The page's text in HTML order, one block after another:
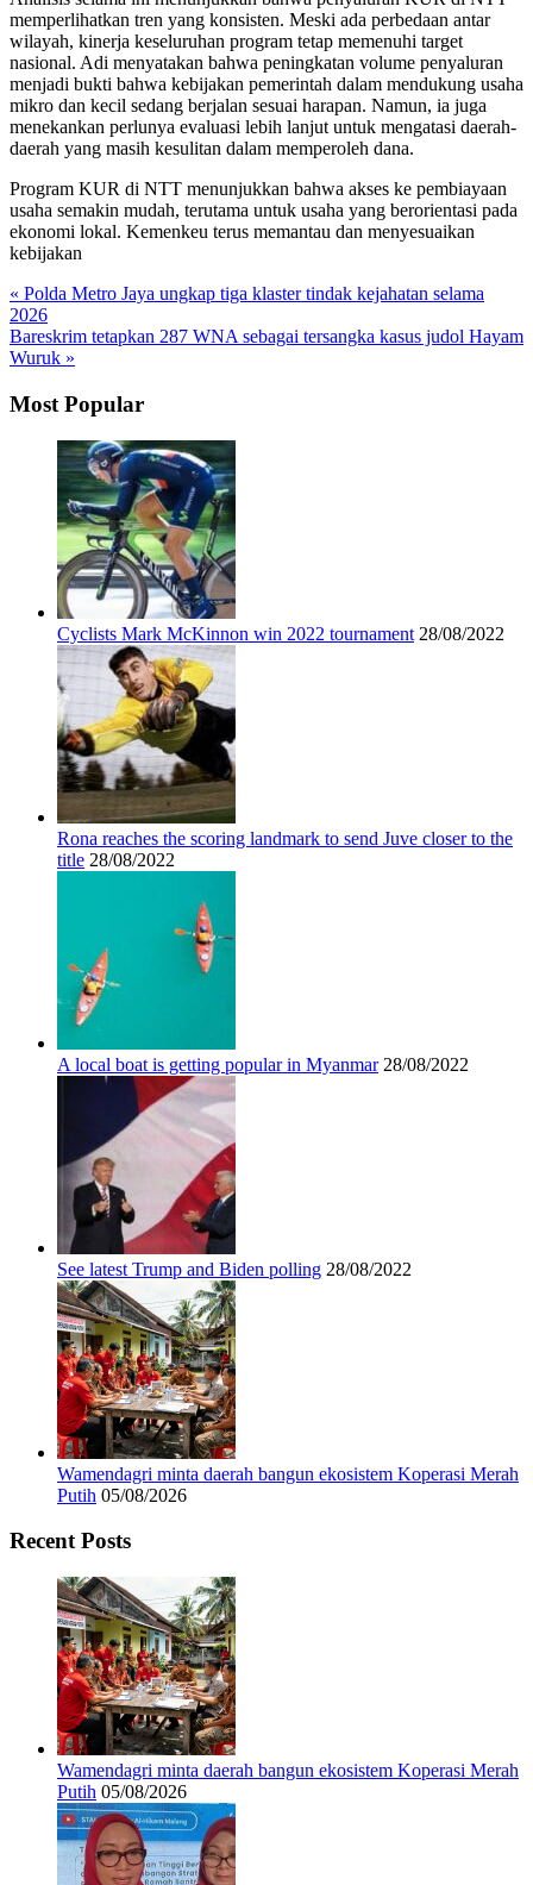
memperlihatkan tren yang konsisten. Meski ada perbedaan antar
wilayah, kinerja keseluruhan program tetap memenuhi target
nasional. Adi menyatakan bahwa peningkatan volume penyaluran
menjadi bukti bahwa kebijakan pemerintah dalam mendukung usaha
mikro dan kecil sedang berjalan sesuai harapan. Namun, ia juga
menekankan perlunya evaluasi lebih lanjut untuk mengatasi daerah-
daerah yang masih kesulitan dalam memperoleh dana.
Program KUR di NTT menunjukkan bahwa akses ke pembiayaan
usaha semakin mudah, terutama untuk usaha yang berorientasi pada
ekonomi lokal. Kemenkeu terus memantau dan menyesuaikan
kebijakan
« Polda Metro Jaya ungkap tiga klaster tindak kejahatan selama
2026
Bareskrim tetapkan 287 WNA sebagai tersangka kasus judol Hayam
Wuruk »
Most Popular
Cyclists Mark McKinnon win 2022 tournament 28/08/2022
Rona reaches the scoring landmark to send Juve closer to the
title 28/08/2022
A local boat is getting popular in Myanmar 28/08/2022
See latest Trump and Biden polling 28/08/2022
Wamendagri minta daerah bangun ekosistem Koperasi Merah
Putih 05/08/2026
Recent Posts
Wamendagri minta daerah bangun ekosistem Koperasi Merah
Putih 05/08/2026